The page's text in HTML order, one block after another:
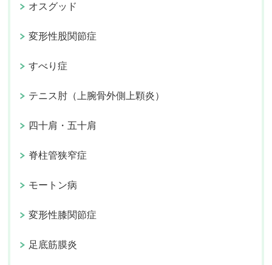
オスグッド
変形性股関節症
すべり症
テニス肘（上腕骨外側上顆炎）
四十肩・五十肩
脊柱管狭窄症
モートン病
変形性膝関節症
足底筋膜炎